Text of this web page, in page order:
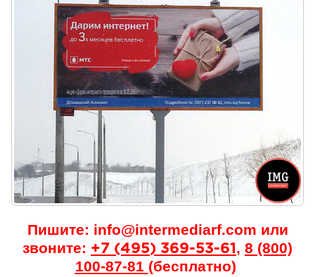
Пишите: info@intermediarf.com или
звоните: +7 (495) 369-53-61 , 8 (800)
100-87-81 (бесплатно)